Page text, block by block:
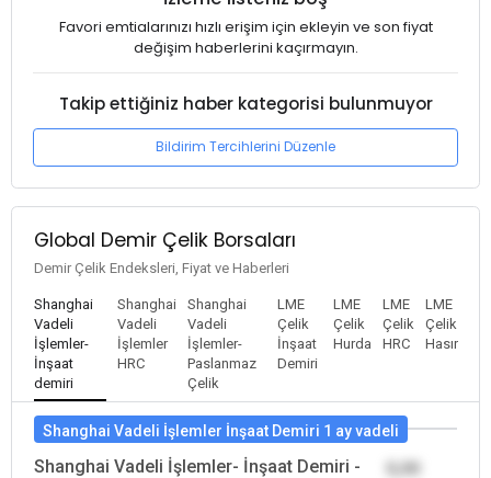
Favori emtialarınızı hızlı erişim için ekleyin ve son fiyat
değişim haberlerini kaçırmayın.
Takip ettiğiniz haber kategorisi bulunmuyor
Bildirim Tercihlerini Düzenle
Global Demir Çelik Borsaları
Demir Çelik Endeksleri, Fiyat ve Haberleri
Shanghai
Vadeli
İşlemler-
İnşaat
demiri
Shanghai
Vadeli
İşlemler
HRC
Shanghai
Vadeli
İşlemler-
Paslanmaz
Çelik
LME
Çelik
İnşaat
Demiri
LME
Çelik
Hurda
LME
Çelik
HRC
LME
Çelik
Hasır
Shanghai Vadeli İşlemler İnşaat Demiri 1 ay vadeli
Shanghai Vadeli İşlemler- İnşaat Demiri -